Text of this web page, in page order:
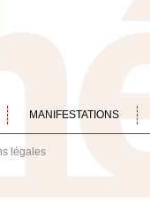
MANIFESTATIONS
légales